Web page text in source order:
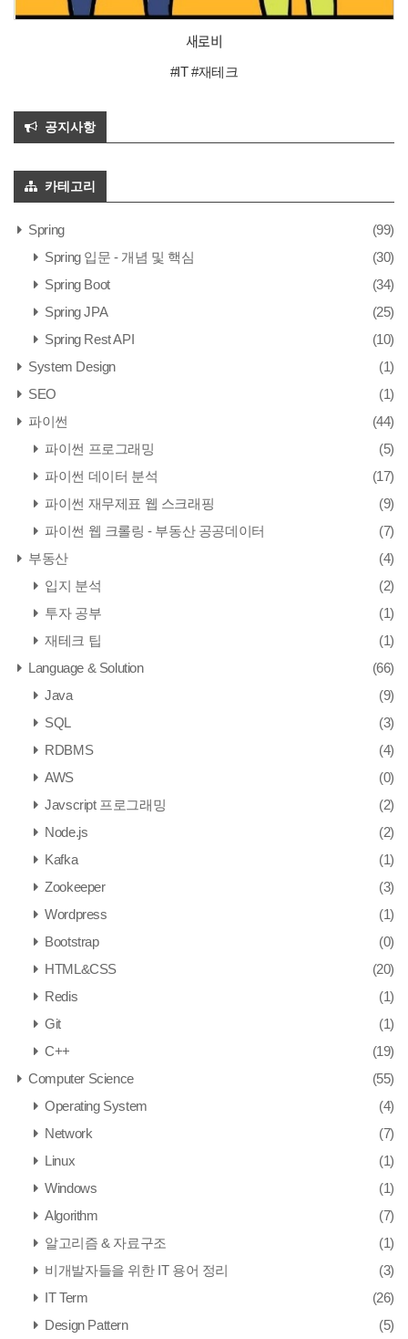
새로비
#IT #재테크
공지사항
카테고리
Spring
(99)
Spring 입문 - 개념 및 핵심
(30)
Spring Boot
(34)
Spring JPA
(25)
Spring Rest API
(10)
System Design
(1)
SEO
(1)
파이썬
(44)
파이썬 프로그래밍
(5)
파이썬 데이터 분석
(17)
파이썬 재무제표 웹 스크래핑
(9)
파이썬 웹 크롤링 - 부동산 공공데이터
(7)
부동산
(4)
입지 분석
(2)
투자 공부
(1)
재테크 팁
(1)
Language & Solution
(66)
Java
(9)
SQL
(3)
RDBMS
(4)
AWS
(0)
Javscript 프로그래밍
(2)
Node.js
(2)
Kafka
(1)
Zookeeper
(3)
Wordpress
(1)
Bootstrap
(0)
HTML&CSS
(20)
Redis
(1)
Git
(1)
C++
(19)
Computer Science
(55)
Operating System
(4)
Network
(7)
Linux
(1)
Windows
(1)
Algorithm
(7)
알고리즘 & 자료구조
(1)
비개발자들을 위한 IT 용어 정리
(3)
IT Term
(26)
Design Pattern
(5)